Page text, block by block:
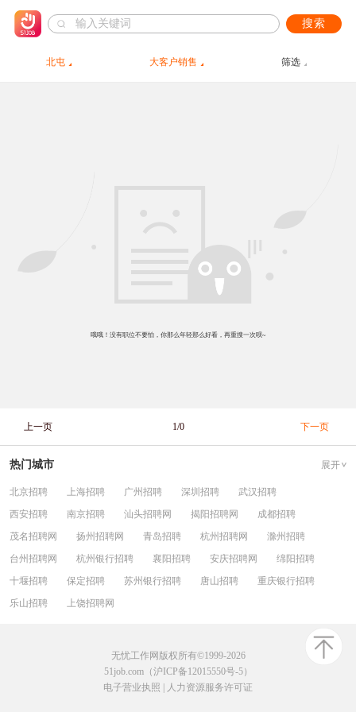
搜索
北屯 大客户销售 筛选
哦哦！没有职位不要怕，你那么年轻那么好看，再重搜一次呗~
上一页 1/0 下一页
热门城市 展开
北京招聘 上海招聘 广州招聘 深圳招聘
武汉招聘
西安招聘
南京招聘 汕头招聘网 揭阳招聘网
成都招聘
茂名招聘网
扬州招聘网 青岛招聘 杭州招聘网
滁州招聘
台州招聘网
杭州银行招聘 襄阳招聘 安庆招聘网
绵阳招聘
十堰招聘
保定招聘 苏州银行招聘 唐山招聘
重庆银行招聘
乐山招聘
上饶招聘网
无忧工作网版权所有©1999-2026
51job.com（沪ICP备12015550号-5）
电子营业执照
人力资源服务许可证